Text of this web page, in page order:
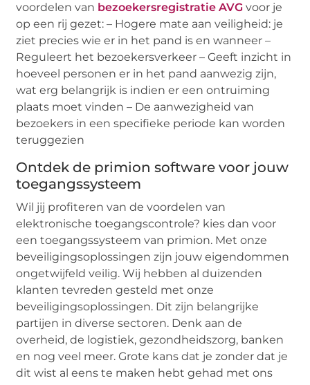
voordelen van bezoekersregistratie AVG voor je
op een rij gezet: – Hogere mate aan veiligheid: je
ziet precies wie er in het pand is en wanneer –
Reguleert het bezoekersverkeer – Geeft inzicht in
hoeveel personen er in het pand aanwezig zijn,
wat erg belangrijk is indien er een ontruiming
plaats moet vinden – De aanwezigheid van
bezoekers in een specifieke periode kan worden
teruggezien
Ontdek de primion software voor jouw
toegangssysteem
Wil jij profiteren van de voordelen van
elektronische toegangscontrole? kies dan voor
een toegangssysteem van primion. Met onze
beveiligingsoplossingen zijn jouw eigendommen
ongetwijfeld veilig. Wij hebben al duizenden
klanten tevreden gesteld met onze
beveiligingsoplossingen. Dit zijn belangrijke
partijen in diverse sectoren. Denk aan de
overheid, de logistiek, gezondheidszorg, banken
en nog veel meer. Grote kans dat je zonder dat je
dit wist al eens te maken hebt gehad met ons